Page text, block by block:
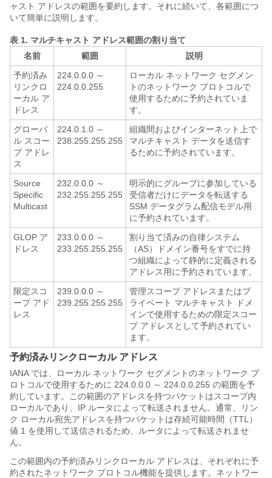
ャスト アドレスの範囲を要約します。それに続いて、各範囲につ
いて簡単に説明します。
表 1. マルチキャスト アドレス範囲の割り当て
名前
範囲
説明
予約済み
リンクロ
ーカル ア
ドレス
224.0.0.0 ～
224.0.0.255
ローカル ネットワーク セグメン
トのネットワーク プロトコルで
使用するために予約されていま
す。
グローバ
ル スコー
プ アドレ
ス
224.0.1.0 ～
238.255.255.255
組織間およびインターネット上で
マルチキャスト データを送信す
るために予約されています。
Source
Specific
Multicast
232.0.0.0 ～
232.255.255.255
明示的にグループに参加している
受信者だけにデータを転送する
SSM データグラム配信モデル用
に予約されています。
GLOP ア
ドレス
233.0.0.0 ～
233.255.255.255
割り当て済みの自律システム
（AS）ドメイン番号をすでに持
つ組織によって静的に定義される
アドレス用に予約されています。
限定スコ
ープ アド
レス
239.0.0.0 ～
239.255.255.255
管理スコープ アドレスまたはプ
ライベート マルチキャスト ドメ
インで使用するための限定スコー
プ アドレスとして予約されてい
ます。
予約済みリンクローカル アドレス
IANA では、ローカル ネットワーク セグメントのネットワーク プ
ロトコルで使用するために 224.0.0.0 ～ 224.0.0.255 の範囲を予
約しています。この範囲のアドレスを持つパケットはスコープ内
ローカルであり、IP ルータによって転送されません。通常、リン
ク ローカル宛先アドレスを持つパケットは存続可能時間（TTL）
値 1 を使用して送信されるため、ルータによって転送されませ
ん。
この範囲内の予約済みリンクローカル アドレスは、それぞれに予
約されたネットワーク プロトコル機能を提供します。ネットワー